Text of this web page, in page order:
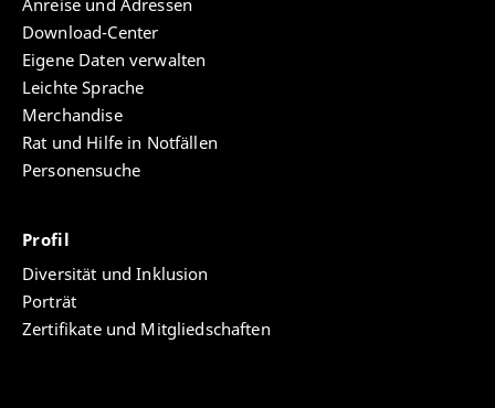
Anreise und Adressen
Download-Center
Eigene Daten verwalten
Leichte Sprache
Merchandise
Rat und Hilfe in Notfällen
Personensuche
Profil
Diversität und Inklusion
Porträt
Zertifikate und Mitgliedschaften